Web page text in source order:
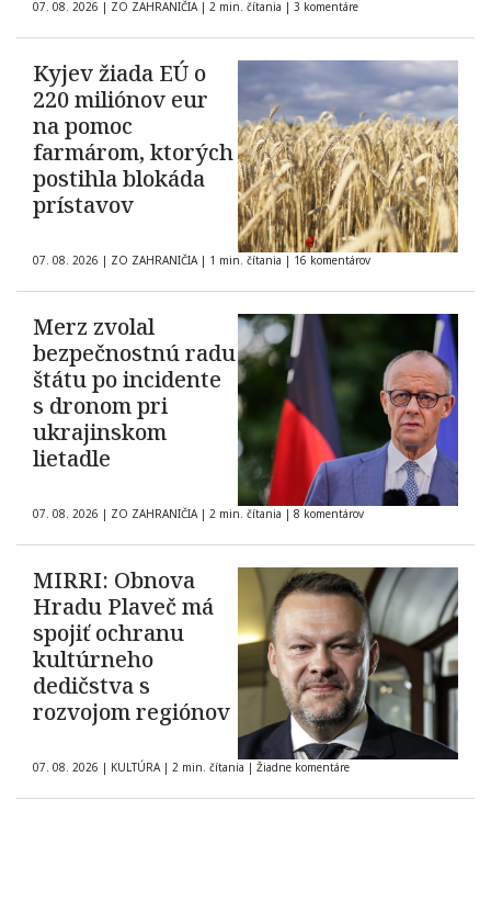
07. 08. 2026 | ZO ZAHRANIČIA | 2 min. čítania | 3 komentáre
Kyjev žiada EÚ o
220 miliónov eur
na pomoc
farmárom, ktorých
postihla blokáda
prístavov
07. 08. 2026 | ZO ZAHRANIČIA | 1 min. čítania | 16 komentárov
Merz zvolal
bezpečnostnú radu
štátu po incidente
s dronom pri
ukrajinskom
lietadle
07. 08. 2026 | ZO ZAHRANIČIA | 2 min. čítania | 8 komentárov
MIRRI: Obnova
Hradu Plaveč má
spojiť ochranu
kultúrneho
dedičstva s
rozvojom regiónov
07. 08. 2026 | KULTÚRA | 2 min. čítania | Žiadne komentáre